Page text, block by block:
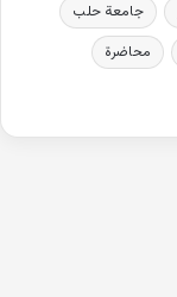
جامعة حلب
محاضرة